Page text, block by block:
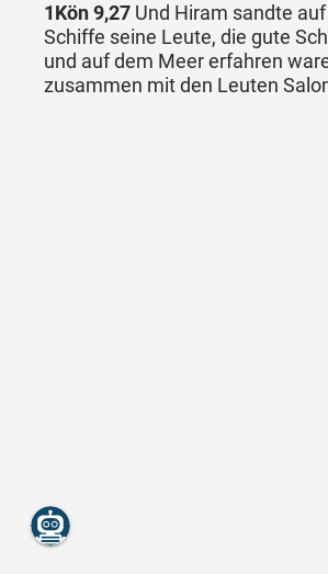
1Kön 9,27 Und Hiram sandte
Schiffe seine Leute, die gute
und auf dem Meer erfahren
zusammen mit den Leuten